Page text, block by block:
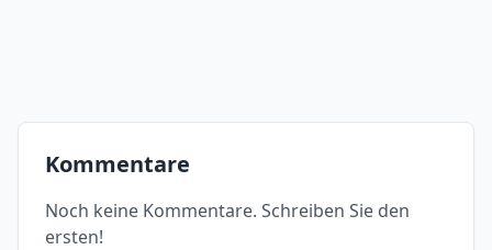
Kommentare
Noch keine Kommentare. Schreiben Sie den
ersten!